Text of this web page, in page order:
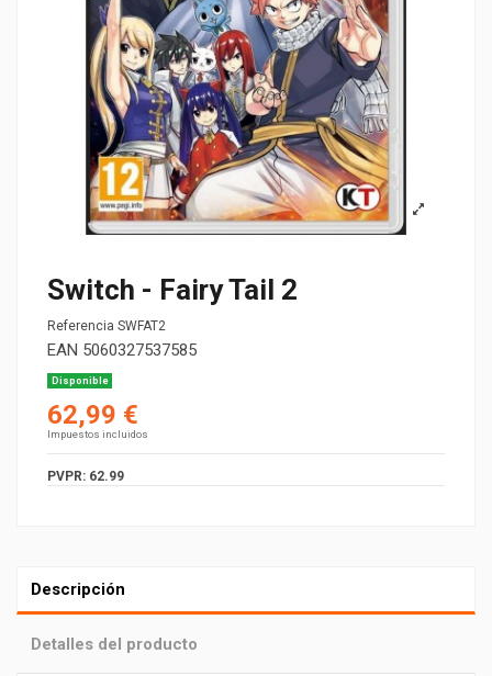
Switch - Fairy Tail 2
Referencia SWFAT2
EAN 5060327537585
Disponible
62,99 €
Impuestos incluidos
PVPR: 62.99
Descripción
Detalles del producto